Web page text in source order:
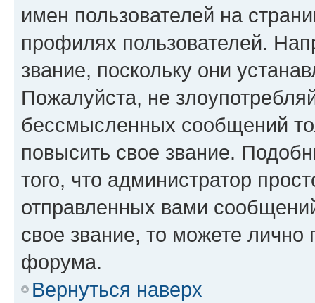
имен пользователей на
профилях пользователей.
звание, поскольку они
Пожалуйста, не
бессмысленных сообщений
повысить свое звание.
того, что администратор
отправленных вами
свое звание, то можете лично
форума.
Вернуться наверх